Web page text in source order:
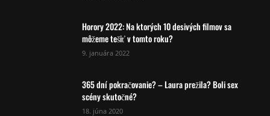
Horory 2022: Na ktorých 10 desivých filmov sa
môžeme tešiť v tomto roku?
9. januára 2022
365 dní pokračovanie? – Laura prežila? Boli sex
scény skutočné?
18. júna 2020